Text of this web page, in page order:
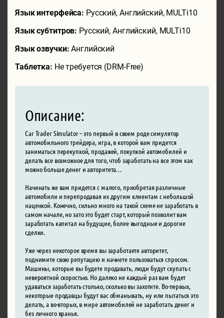
Язык интерфейса: Русский, Английский, MULTi10
Язык субтитров: Русский, Английский, MULTi10
Язык озвучки:Английский
Таблетка: Не требуется (DRM-Free)
Описание:
Car Trader Simulator – это первый в своем роде симулятор
автомобильного трейдера, игра, в которой вам придется
заниматься перекупкой, продажей, покупкой автомобилей и
делать все возможное для того, чтоб заработать на все этом как
можно больше денег и авторитета…
Начинать же вам придется с малого, приобретая различные
автомобили и перепродавая их другим клиентам с небольшой
наценкой. Конечно, сильно много на такой схеме не заработать в
самом начале, но зато это будет старт, который позволит вам
заработать капитал на будущие, более выгодные и дорогие
сделки.
Уже через некоторое время вы заработаете авторитет,
поднимите свою репутацию и начнете пользоваться спросом.
Машины, которые вы будете продавать, люди будут скупать с
невероятной скоростью. Но далеко не каждый раз вам будет
удаваться заработать столько, сколько вы захотите. Во-первых,
некоторые продавцы будут вас обманывать, ну или пытаться это
делать, а во-вторых, в мире автомобилей не заработать денег и
без личного вранья.